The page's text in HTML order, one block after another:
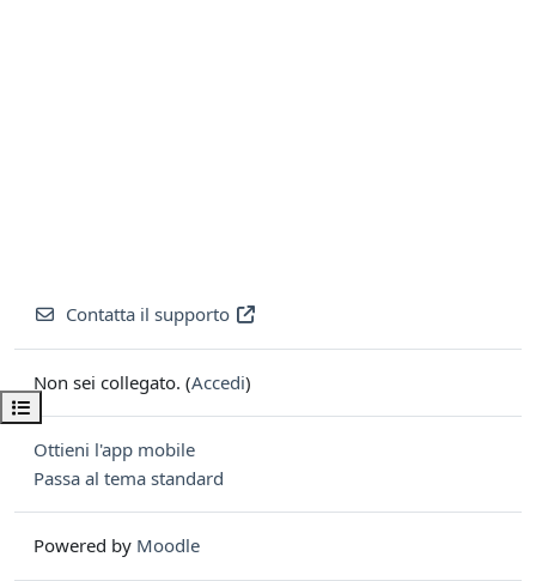
Apri indice del corso
Contatta il supporto
Non sei collegato. (Accedi)
Ottieni l'app mobile
Passa al tema standard
Powered by Moodle